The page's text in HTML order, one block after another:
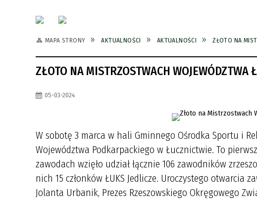
MAPA STRONY AKTUALNOŚCI AKTUALNOŚCI ZŁOTO NA
ZŁOTO NA MISTRZOSTWACH WOJEWÓDZTWA
05-03-2024
W sobotę 3 marca w hali Gminnego Ośrodka Sportu i
Województwa Podkarpackiego w Łucznictwie. To
zawodach wzięło udział łącznie 106 zawodników
nich 15 członków ŁUKS Jedlicze. Uroczystego otwarcia
Jolanta Urbanik, Prezes Rzeszowskiego Okręgowego